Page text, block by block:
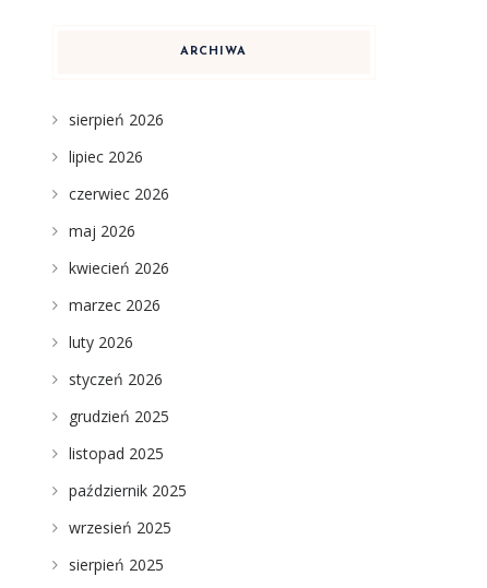
ARCHIWA
sierpień 2026
lipiec 2026
czerwiec 2026
maj 2026
kwiecień 2026
marzec 2026
luty 2026
styczeń 2026
grudzień 2025
listopad 2025
październik 2025
wrzesień 2025
sierpień 2025